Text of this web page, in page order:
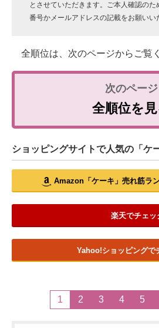
とさせていただきます。ご本人確認の
番号かメールアドレスの記載をお願いい
全順位は、次のページからご覧
全順位を見
ショッピングサイトで人気の「ケ
Amazon「ケーキ」売れ筋ラ
楽天でチェッ
Yahoo!ショッピングで
1 2 3 4 5